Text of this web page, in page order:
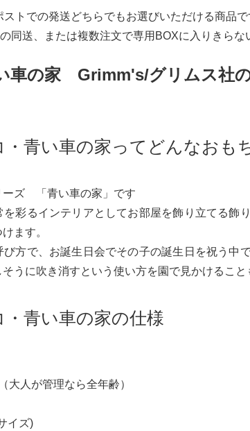
トでの発送どちらでもお選びいただける商品で
同送、または複数注文で専用BOXに入りきらな
車の家 Grimm's/グリムス社
青い車の家ってどんなおも
ーズ 「青い車の家」です
彩るインテリアとしてお部屋を飾り立てる飾
ます。
方で、お誕生日会でその子の誕生日を祝う中
うに吹き消すという使い方を園で見かけること
青い車の家の仕様
大人が管理なら全年齢）
イズ)